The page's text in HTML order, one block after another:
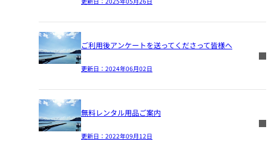
ご利用後アンケートを送ってくださって皆様へ
更新日： 2024年06月02日
無料レンタル用品ご案内
更新日： 2022年09月12日